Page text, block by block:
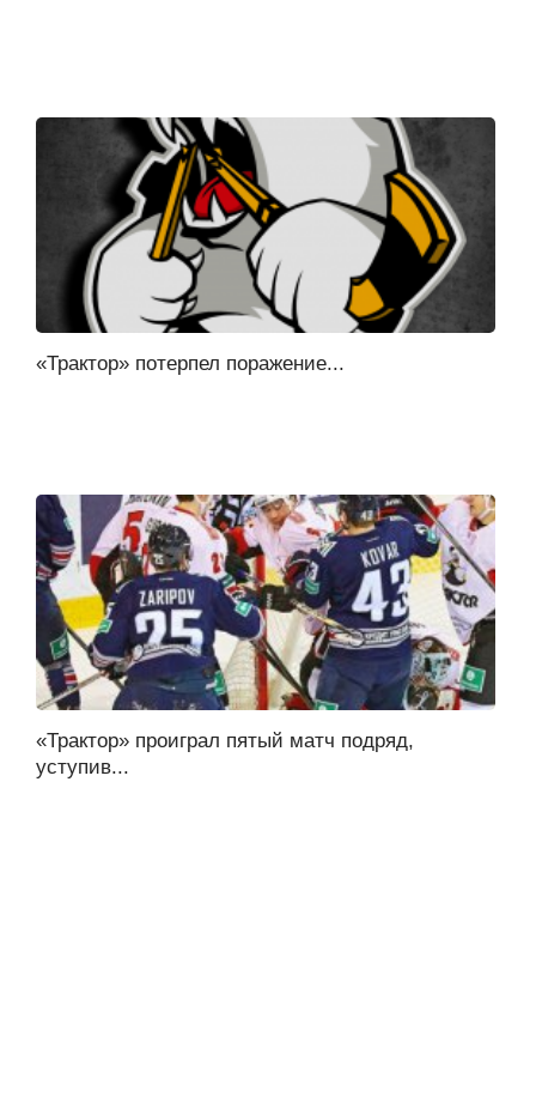
«Трактор» потерпел поражение...
«Трактор» проиграл пятый матч подряд,
уступив...